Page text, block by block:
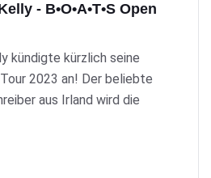
- B•O•A•T•S Open
kündigte kürzlich seine
Tour 2023 an! Der beliebte
aus Irland wird die